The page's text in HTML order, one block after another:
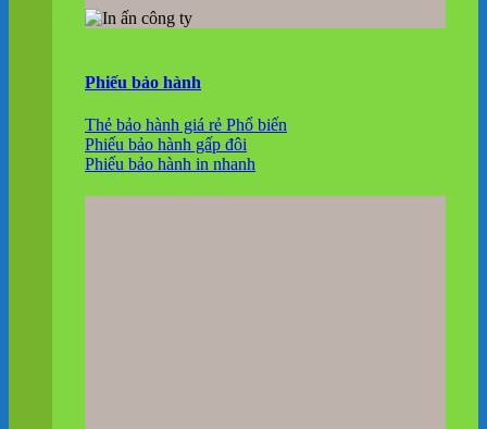
Phiếu bảo hành
Thẻ bảo hành giá rẻ
Phiếu bảo hành gấp đôi
Phiếu bảo hành in nhanh